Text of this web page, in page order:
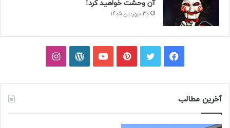
آن وحشت خواهید کرد!
30 فروردین 1405
فیسبوکتوییترپینتریستیوتیوبوردپرساینستاگرام
آخرین مطالب